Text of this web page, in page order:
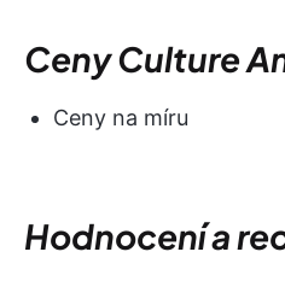
Ceny Culture
Ceny na míru
Hodnocení a